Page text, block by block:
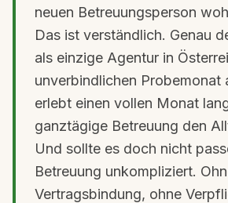
neuen Betreuungsperson
Das ist verständlich. Genau
als einzige Agentur in
unverbindlichen Probemonat
erlebt einen vollen Monat
ganztägige Betreuung den
Und sollte es doch nicht
Betreuung unkompliziert.
Vertragsbindung, ohne